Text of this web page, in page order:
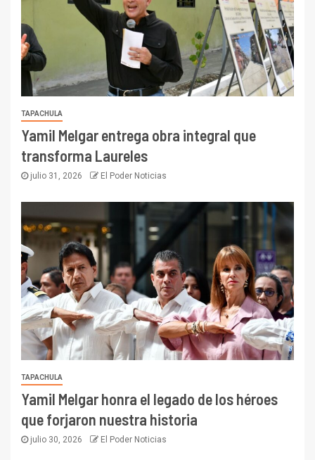
TAPACHULA
Yamil Melgar entrega obra integral que
transforma Laureles
julio 31, 2026 El Poder Noticias
TAPACHULA
Yamil Melgar honra el legado de los héroes
que forjaron nuestra historia
julio 30, 2026 El Poder Noticias